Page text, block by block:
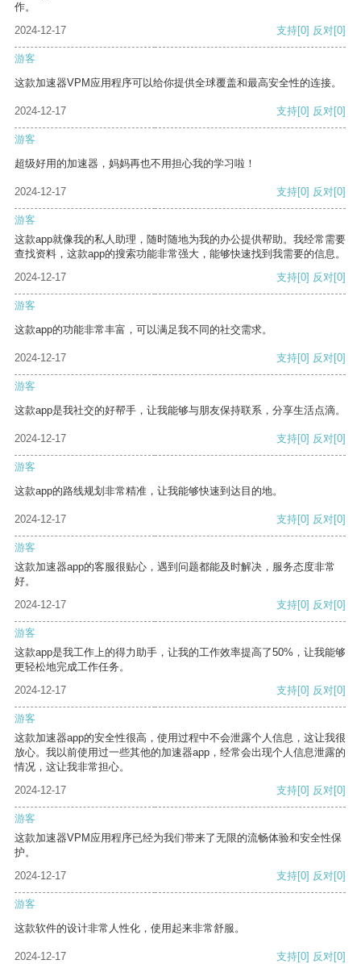
作。
2024-12-17
支持[0] 反对[0]
游客
这款加速器VPM应用程序可以给你提供全球覆盖和最高安全性的连接。
2024-12-17 支持[0] 反对[0]
游客
超级好用的加速器，妈妈再也不用担心我的学习啦！
2024-12-17 支持[0] 反对[0]
游客
这款app就像我的私人助理，随时随地为我的办公提供帮助。我经常需要
查找资料，这款app的搜索功能非常强大，能够快速找到我需要的信息。
2024-12-17
支持[0] 反对[0]
游客
这款app的功能非常丰富，可以满足我不同的社交需求。
2024-12-17 支持[0] 反对[0]
游客
这款app是我社交的好帮手，让我能够与朋友保持联系，分享生活点滴。
2024-12-17 支持[0] 反对[0]
游客
这款app的路线规划非常精准，让我能够快速到达目的地。
2024-12-17 支持[0] 反对[0]
游客
这款加速器app的客服很贴心，遇到问题都能及时解决，服务态度非常
好。
2024-12-17
支持[0] 反对[0]
游客
这款app是我工作上的得力助手，让我的工作效率提高了50%，让我能够
更轻松地完成工作任务。
2024-12-17
支持[0] 反对[0]
游客
这款加速器app的安全性很高，使用过程中不会泄露个人信息，这让我很
放心。我以前使用过一些其他的加速器app，经常会出现个人信息泄露的
情况，这让我非常担心。
2024-12-17
支持[0] 反对[0]
游客
这款加速器VPM应用程序已经为我们带来了无限的流畅体验和安全性保
护。
2024-12-17
支持[0] 反对[0]
游客
这款软件的设计非常人性化，使用起来非常舒服。
2024-12-17 支持[0] 反对[0]